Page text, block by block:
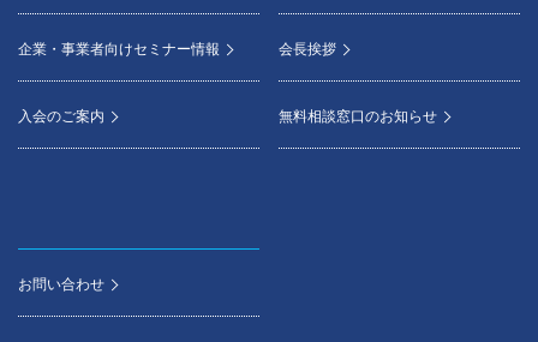
企業・事業者向けセミナー情報
入会のご案内
会長挨拶
無料相談窓口のお知らせ
お問い合わせ